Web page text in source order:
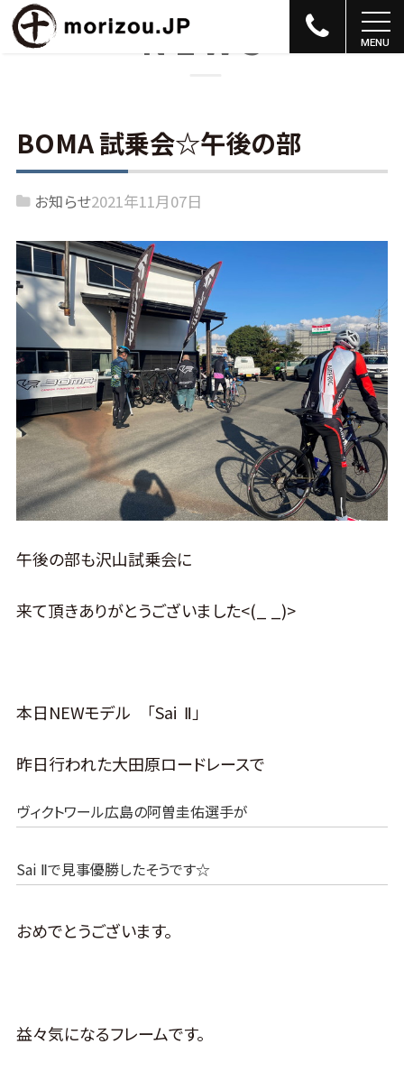
NEWS
BOMA 試乗会☆午後の部
お知らせ2021年11月07日
午後の部も沢山試乗会に
来て頂きありがとうございました<(_ _)>
本日NEWモデル 「Sai Ⅱ」
昨日行われた大田原ロードレースで
ヴィクトワール広島の阿曽圭佑選手が
Sai Ⅱで見事優勝したそうです☆
おめでとうございます。
益々気になるフレームです。